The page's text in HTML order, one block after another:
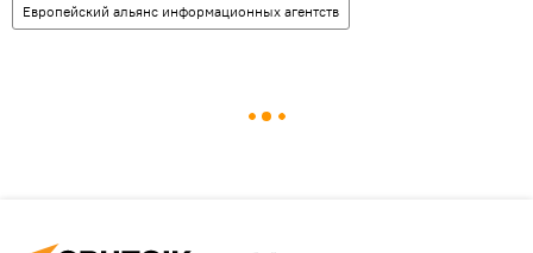
Европейский альянс информационных агентств